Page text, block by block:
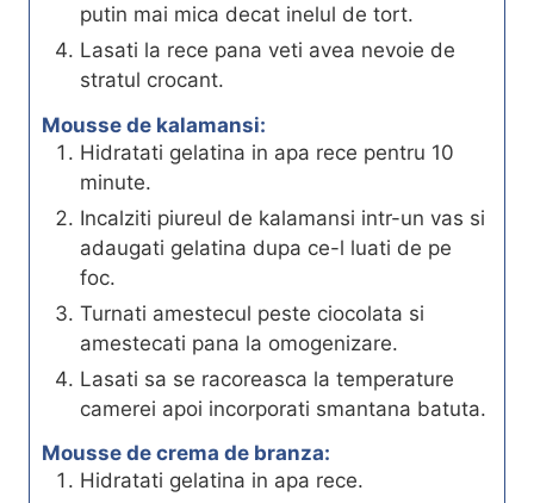
putin mai mica decat inelul de tort.
Lasati la rece pana veti avea nevoie de
stratul crocant.
Mousse de kalamansi:
Hidratati gelatina in apa rece pentru 10
minute.
Incalziti piureul de kalamansi intr-un vas si
adaugati gelatina dupa ce-l luati de pe
foc.
Turnati amestecul peste ciocolata si
amestecati pana la omogenizare.
Lasati sa se racoreasca la temperature
camerei apoi incorporati smantana batuta.
Mousse de crema de branza:
Hidratati gelatina in apa rece.